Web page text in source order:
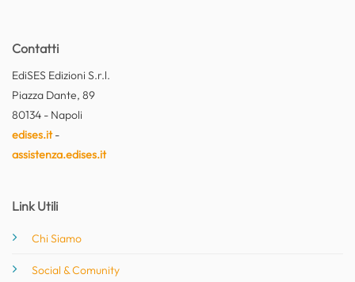
Contatti
EdiSES Edizioni S.r.l.
Piazza Dante, 89
80134 - Napoli
edises.it-
assistenza.edises.it
Link Utili
Chi Siamo
Social & Comunity